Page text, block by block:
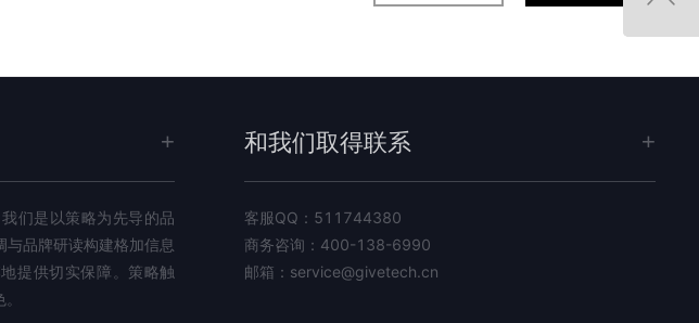
们是以策略为先导的品
品牌研读构建格加信息
提供切实保障。策略触
和我们取得联系
客服QQ： 511744380
商务咨询： 400-138-6990
邮箱： service@givetech.cn